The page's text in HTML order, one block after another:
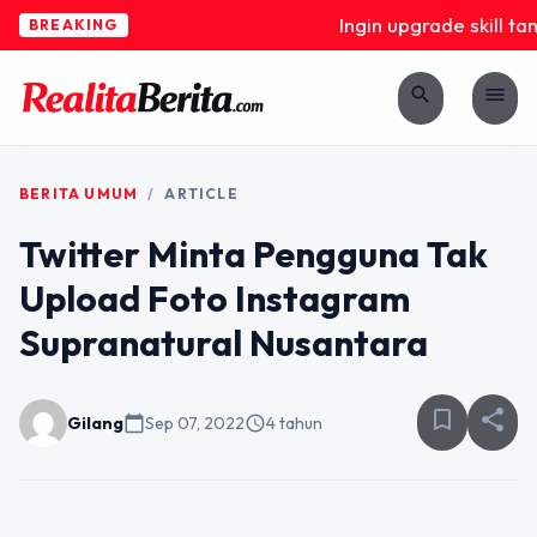
BREAKING Ingin upgrade skill
search menu
BERITA UMUM / ARTICLE
Twitter Minta Pengguna Tak
Upload Foto Instagram
Supranatural Nusantara
Gilangcalendar_todaySep 07, 2022schedule4 tahun bookmark_border share